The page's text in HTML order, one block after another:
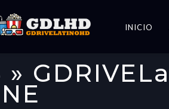
INICIO